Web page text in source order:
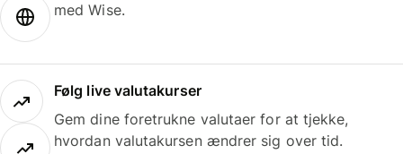
med Wise.
Følg live valutakurser
Gem dine foretrukne valutaer for at tjekke,
hvordan valutakursen ændrer sig over tid.